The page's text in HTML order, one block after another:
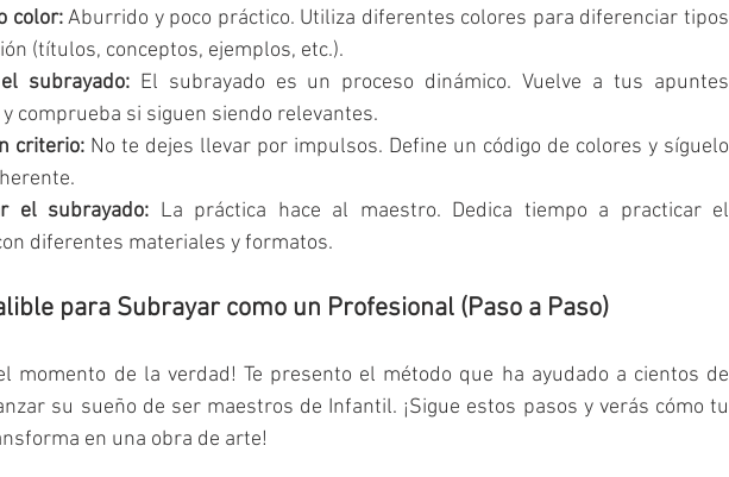
color: Aburrido y poco práctico. Utiliza diferentes colores para diferenciar tipos
(títulos, conceptos, ejemplos, etc.).
subrayado: El subrayado es un proceso dinámico. Vuelve a tus apuntes
comprueba si siguen siendo relevantes.
criterio: No te dejes llevar por impulsos. Define un código de colores y síguelo
el subrayado: La práctica hace al maestro. Dedica tiempo a practicar el
diferentes materiales y formatos.
para Subrayar como un Profesional (Paso a Paso)
momento de la verdad! Te presento el método que ha ayudado a cientos de
su sueño de ser maestros de Infantil. ¡Sigue estos pasos y verás cómo tu
en una obra de arte!